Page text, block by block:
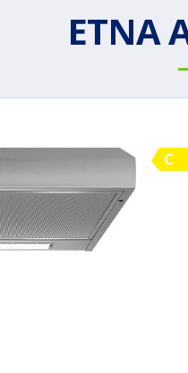
ETNA
C